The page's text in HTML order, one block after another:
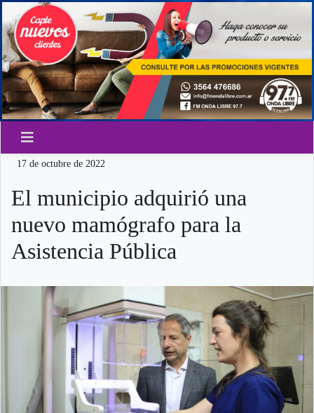
17 de octubre de 2022
El municipio adquirió una
nuevo mamógrafo para la
Asistencia Pública